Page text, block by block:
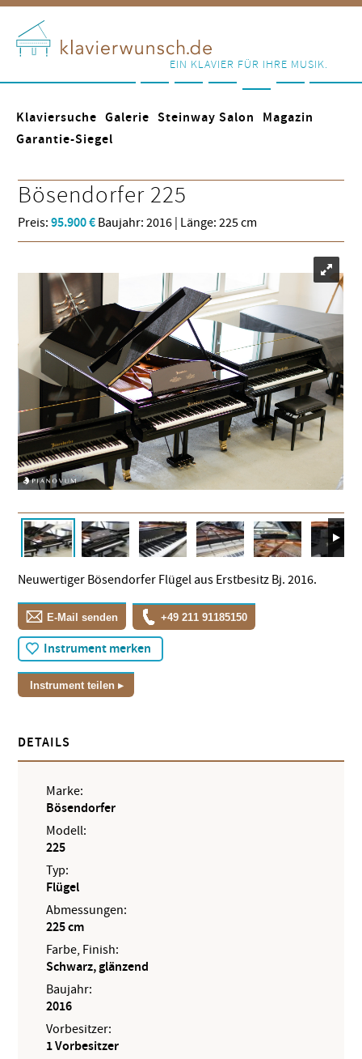
EIN KLAVIER FÜR IHRE MUSIK.
Klaviersuche Galerie Steinway Salon
Magazin
Garantie-Siegel
Bösendorfer 225
Preis:95.900 € Baujahr: 2016 | Länge: 225 cm
Neuwertiger Bösendorfer Flügel aus Erstbesitz Bj. 2016.
E-Mail senden +49 211 91185150
Instrument merken
Instrument teilen
DETAILS
Marke:
Bösendorfer
Modell:
225
Typ:
Flügel
Abmessungen:
225 cm
Farbe, Finish:
Schwarz, glänzend
Baujahr:
2016
Vorbesitzer:
1 Vorbesitzer